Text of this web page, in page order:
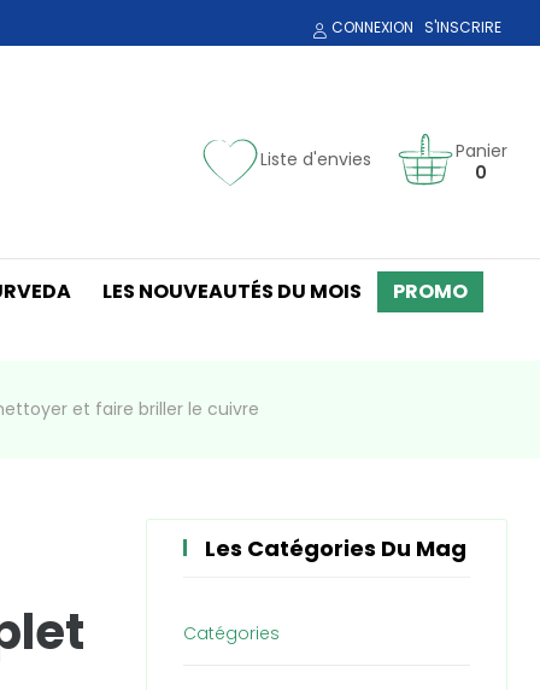
CONNEXION S'INSCRIRE
Liste d'envies
Panier
0
LES NOUVEAUTÉS DU MOIS PROMO
et faire briller le cuivre
Les Catégories Du Mag
Catégories